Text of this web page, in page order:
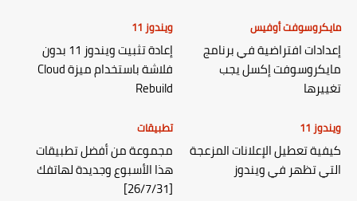
مايكروسوفت أوفيس
إعدادات افتراضية في برنامج
مايكروسوفت إكسل يجب
تغييرها
ويندوز 11
إعادة تثبيت ويندوز 11 بدون
فلاشة باستخدام ميزة Cloud
Rebuild
ويندوز 11
كيفية تعطيل الإعلانات المزعجة
التي تظهر في ويندوز
تطبيقات
مجموعة من أفضل تطبيقات
هذا الأسبوع وجديدة لهاتفك
[26/7/31]